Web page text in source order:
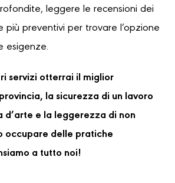
leggere le recensioni dei
più preventivi per trovare l’opzione
esigenze.
servizi otterrai il miglior
la sicurezza di un lavoro
d’arte e la leggerezza di non
occupare delle pratiche
a tutto noi!